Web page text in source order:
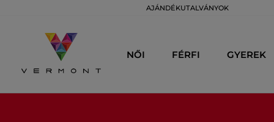
AJÁNDÉKUTALVÁNYOK
NŐI FÉRFI GYEREK